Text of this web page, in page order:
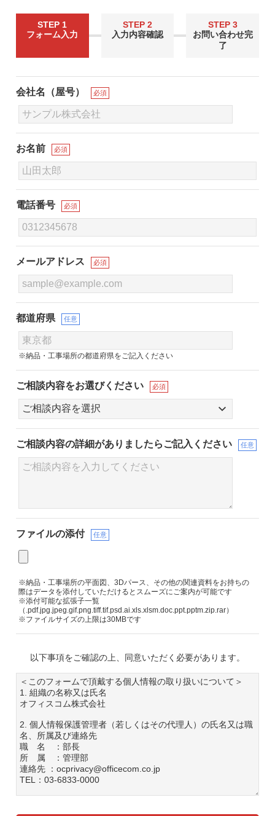
STEP 1
フォーム入力
STEP 2
入力内容確認
STEP 3
お問い合わせ完
了
会社名（屋号） 必須
お名前 必須
電話番号 必須
メールアドレス 必須
都道府県 任意
※納品・工事場所の都道府県をご記入ください
ご相談内容をお選びください 必須
ご相談内容の詳細がありましたらご記入ください 任意
ファイルの添付 任意
※納品・工事場所の平面図、3Dパース、その他の関連資料をお持ちの
際はデータを添付していただけるとスムーズにご案内が可能です
※添付可能な拡張子一覧
（.pdf.jpg.jpeg.gif.png.tiff.tif.psd.ai.xls.xlsm.doc.ppt.pptm.zip.rar）
※ファイルサイズの上限は30MBです
以下事項をご確認の上、同意いただく必要があります。
＜このフォームで頂戴する個人情報の取り扱いについて＞
1. 組織の名称又は氏名
オフィスコム株式会社
2. 個人情報保護管理者（若しくはその代理人）の氏名又は職
名、所属及び連絡先
職 名 ：部長
所 属 ：管理部
連絡先 ：ocprivacy@officecom.co.jp
TEL：03-6833-0000
各種お問い合わせ対応のため